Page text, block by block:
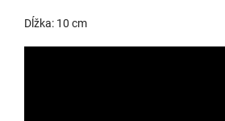
3617 - BLS4LS017
u dodávateľa| 17419
Dĺžka: 10 cm